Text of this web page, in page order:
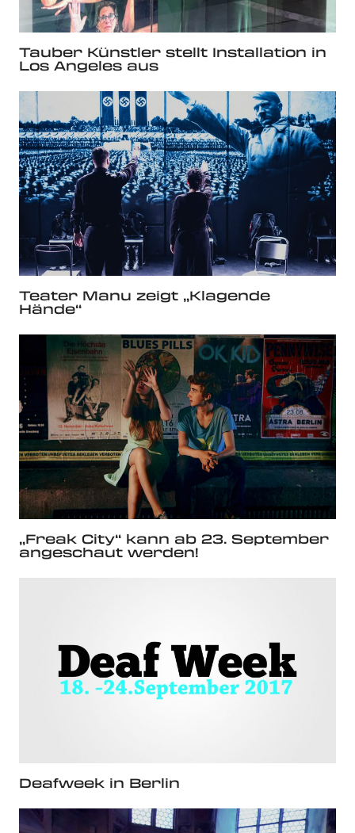
Tauber Künstler stellt Installation in
Los Angeles aus
Teater Manu zeigt „Klagende
Hände“
„Freak City“ kann ab 23. September
angeschaut werden!
Deafweek in Berlin